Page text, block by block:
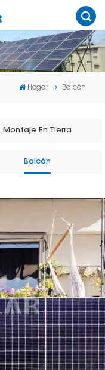
Hogar Balcón
Montaje En Tierra
Balcón